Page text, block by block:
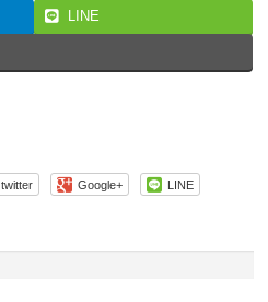
LINE
twitter Google+ LINE